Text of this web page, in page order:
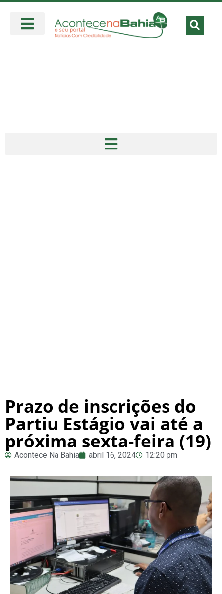
Prazo de inscrições do
Partiu Estágio vai até a
próxima sexta-feira (19)
Acontece Na Bahia abril 16, 2024 12:20 pm